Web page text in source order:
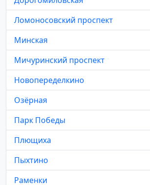
Ломоносовский проспект
Минская
Мичуринский проспект
Новопеределкино
Озёрная
Парк Победы
Плющиха
Пыхтино
Раменки